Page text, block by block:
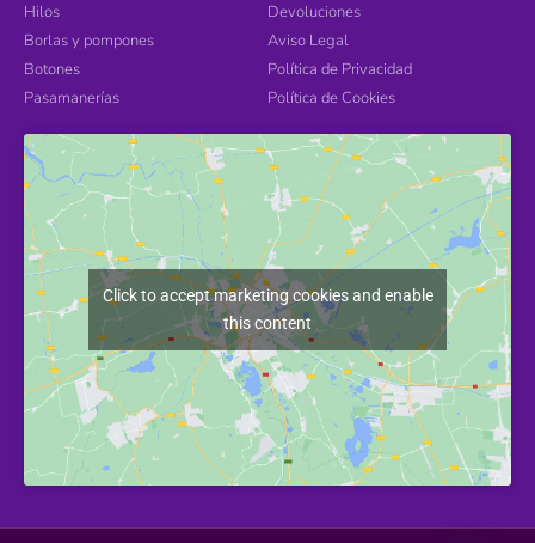
Hilos
Borlas y pompones
Botones
Pasamanerías
Devoluciones
Aviso Legal
Política de Privacidad
Política de Cookies
Click to accept marketing cookies and enable
this content